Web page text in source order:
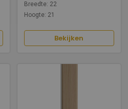
Breedte: 22
Hoogte: 21
Bekijken